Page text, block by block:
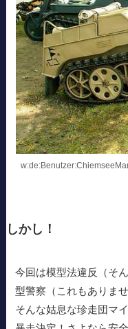
しかし！
今回は模型法違反（そ
型警察（これもありま
そんな姑息な珍走団マ